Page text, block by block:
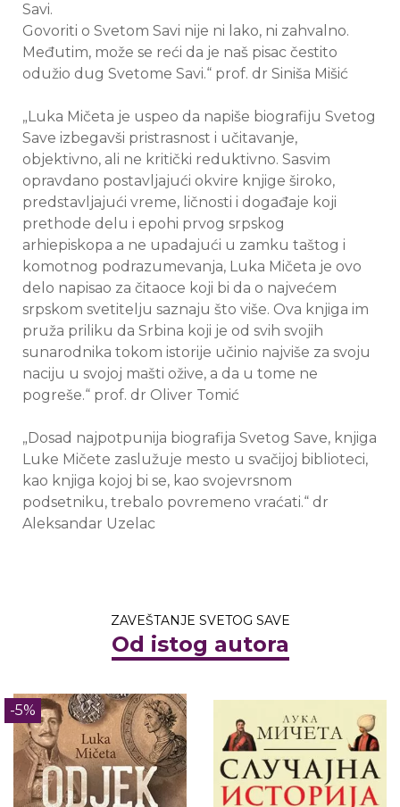
Savi.
Govoriti o Svetom Savi nije ni lako, ni zahvalno.
Međutim, može se reći da je naš pisac čestito
odužio dug Svetome Savi.“ prof. dr Siniša Mišić
„Luka Mičeta je uspeo da napiše biografiju Svetog
Save izbegavši pristrasnost i učitavanje,
objektivno, ali ne kritički reduktivno. Sasvim
opravdano postavljajući okvire knjige široko,
predstavljajući vreme, ličnosti i događaje koji
prethode delu i epohi prvog srpskog
arhiepiskopa a ne upadajući u zamku taštog i
komotnog podrazumevanja, Luka Mičeta je ovo
delo napisao za čitaoce koji bi da o najvećem
srpskom svetitelju saznaju što više. Ova knjiga im
pruža priliku da Srbina koji je od svih svojih
sunarodnika tokom istorije učinio najviše za svoju
naciju u svojoj mašti ožive, a da u tome ne
pogreše.“ prof. dr Oliver Tomić
„Dosad najpotpunija biografija Svetog Save, knjiga
Luke Mičete zaslužuje mesto u svačijoj biblioteci,
kao knjiga kojoj bi se, kao svojevrsnom
podsetniku, trebalo povremeno vraćati.“ dr
Aleksandar Uzelac
ZAVEŠTANJE SVETOG SAVE
Od istog autora
-5%